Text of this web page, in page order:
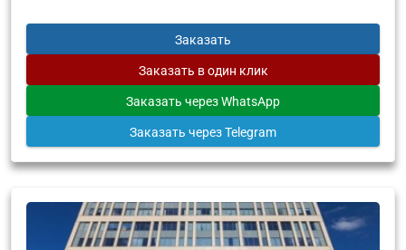
Заказать
Заказать в один клик
Заказать через WhatsApp
Заказать через Telegram